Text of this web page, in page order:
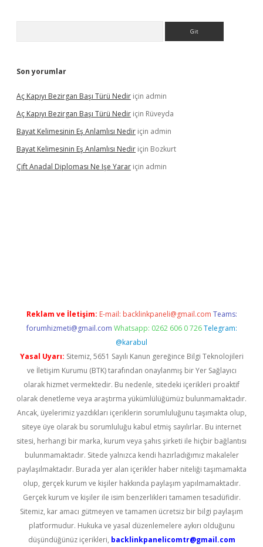
Son yorumlar
Aç Kapıyı Bezirgan Başı Türü Nedir için admin
Aç Kapıyı Bezirgan Başı Türü Nedir için Rüveyda
Bayat Kelimesinin Eş Anlamlısı Nedir için admin
Bayat Kelimesinin Eş Anlamlısı Nedir için Bozkurt
Çift Anadal Diploması Ne Işe Yarar için admin
Reklam ve İletişim: E-mail: backlinkpaneli@gmail.com Teams:
forumhizmeti@gmail.com Whatsapp: 0262 606 0 726 Telegram:
@karabul
Yasal Uyarı: Sitemiz, 5651 Sayılı Kanun gereğince Bilgi Teknolojileri
ve İletişim Kurumu (BTK) tarafından onaylanmış bir Yer Sağlayıcı
olarak hizmet vermektedir. Bu nedenle, sitedeki içerikleri proaktif
olarak denetleme veya araştırma yükümlülüğümüz bulunmamaktadır.
Ancak, üyelerimiz yazdıkları içeriklerin sorumluluğunu taşımakta olup,
siteye üye olarak bu sorumluluğu kabul etmiş sayılırlar. Bu internet
sitesi, herhangi bir marka, kurum veya şahıs şirketi ile hiçbir bağlantısı
bulunmamaktadır. Sitede yalnızca kendi hazırladığımız makaleler
paylaşılmaktadır. Burada yer alan içerikler haber niteliği taşımamakta
olup, gerçek kurum ve kişiler hakkında paylaşım yapılmamaktadır.
Gerçek kurum ve kişiler ile isim benzerlikleri tamamen tesadüfidir.
Sitemiz, kar amacı gütmeyen ve tamamen ücretsiz bir bilgi paylaşım
platformudur. Hukuka ve yasal düzenlemelere aykırı olduğunu
düşündüğünüz içerikleri, backlinkpanelicomtr@gmail.com